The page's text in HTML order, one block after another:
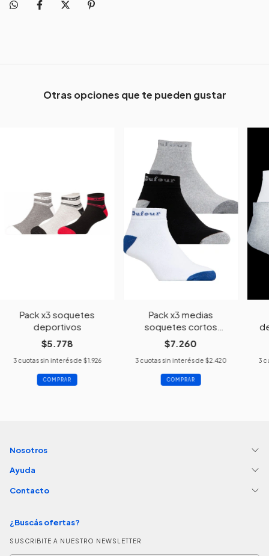
Otras opciones que te pueden gustar
Pack x3 soquetes
deportivos
$5.778
3 cuotas sin interés de $1.926
Pack x3 medias
soquetes cortos
deportivos
$7.260
3 cuotas sin interés de $2.420 3
Nosotros
Ayuda
Contacto
¿Buscás ofertas?
SUSCRIBITE A NUESTRO NEWSLETTER